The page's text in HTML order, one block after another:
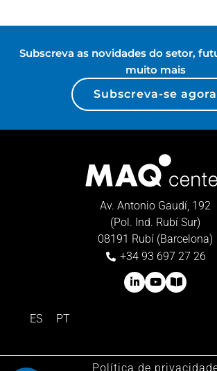
Subscreva as novidades do setor,
muito mais
Subscreva-se agora
Av. Antonio Gaudí, 192
(Pol. Ind. Rubí Sur)
08191 Rubí (Barcelona)
+34 93 697 27 26
ES PT
Política de